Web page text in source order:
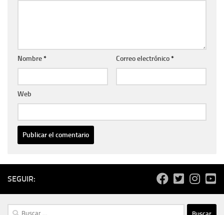
Nombre* Correo electrónico*
Web
SEGUIR:
Buscar: